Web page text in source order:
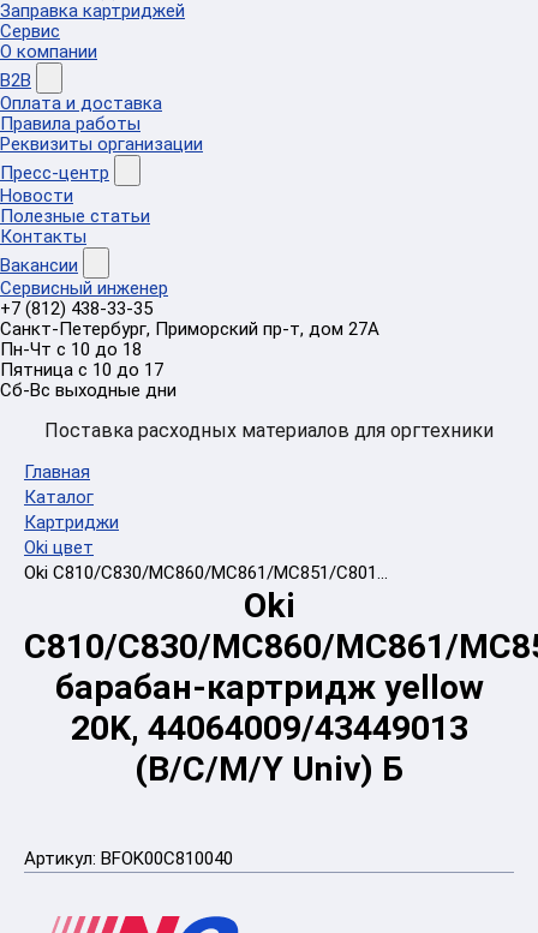
Заправка картриджей
Сервис
О компании
B2B
Оплата и доставка
Правила работы
Реквизиты организации
Пресс-центр
Новости
Полезные статьи
Контакты
Вакансии
Сервисный инженер
+7 (812) 438-33-35
Санкт-Петербург, Приморский пр-т, дом 27А
Пн-Чт с 10 до 18
Пятница с 10 до 17
Сб-Вс выходные дни
Поставка расходных материалов для оргтехники
Главная
Каталог
Картриджи
Oki цвет
Oki C810/C830/MC860/MC861/MC851/C801...
Oki
C810/C830/MC860/MC861/
барабан-картридж yellow
20K, 44064009/43449013
(B/C/M/Y Univ) Б
Артикул: BFOK00C810040